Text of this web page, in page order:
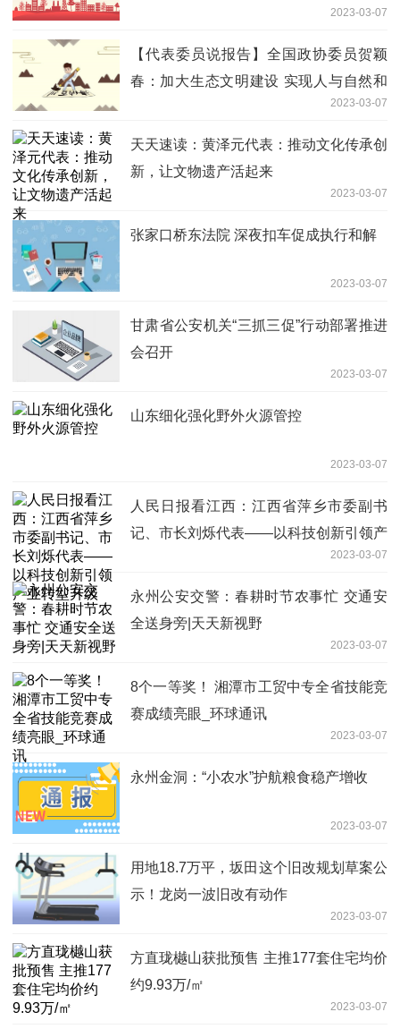
2023-03-07
【代表委员说报告】全国政协委员贺颖
春：加大生态文明建设 实现人与自然和
2023-03-07
天天速读：黄泽元代表：推动文化传承创
新，让文物遗产活起来
2023-03-07
张家口桥东法院 深夜扣车促成执行和解
2023-03-07
甘肃省公安机关“三抓三促”行动部署推进
会召开
2023-03-07
山东细化强化野外火源管控
2023-03-07
人民日报看江西：江西省萍乡市委副书
记、市长刘烁代表——以科技创新引领产
2023-03-07
永州公安交警：春耕时节农事忙 交通安
全送身旁|天天新视野
2023-03-07
8个一等奖！ 湘潭市工贸中专全省技能竞
赛成绩亮眼_环球通讯
2023-03-07
永州金洞：“小农水”护航粮食稳产增收
2023-03-07
用地18.7万平，坂田这个旧改规划草案公
示！龙岗一波旧改有动作
2023-03-07
方直珑樾山获批预售 主推177套住宅均价
约9.93万/㎡
2023-03-07